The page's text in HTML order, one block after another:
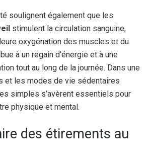
soulignent également que les
stimulent la circulation sanguine,
oxygénation des muscles et du
à un regain d’énergie et à une
tout au long de la journée. Dans une
et les modes de vie sédentaires
simples s’avèrent essentiels pour
physique et mental.
des étirements au